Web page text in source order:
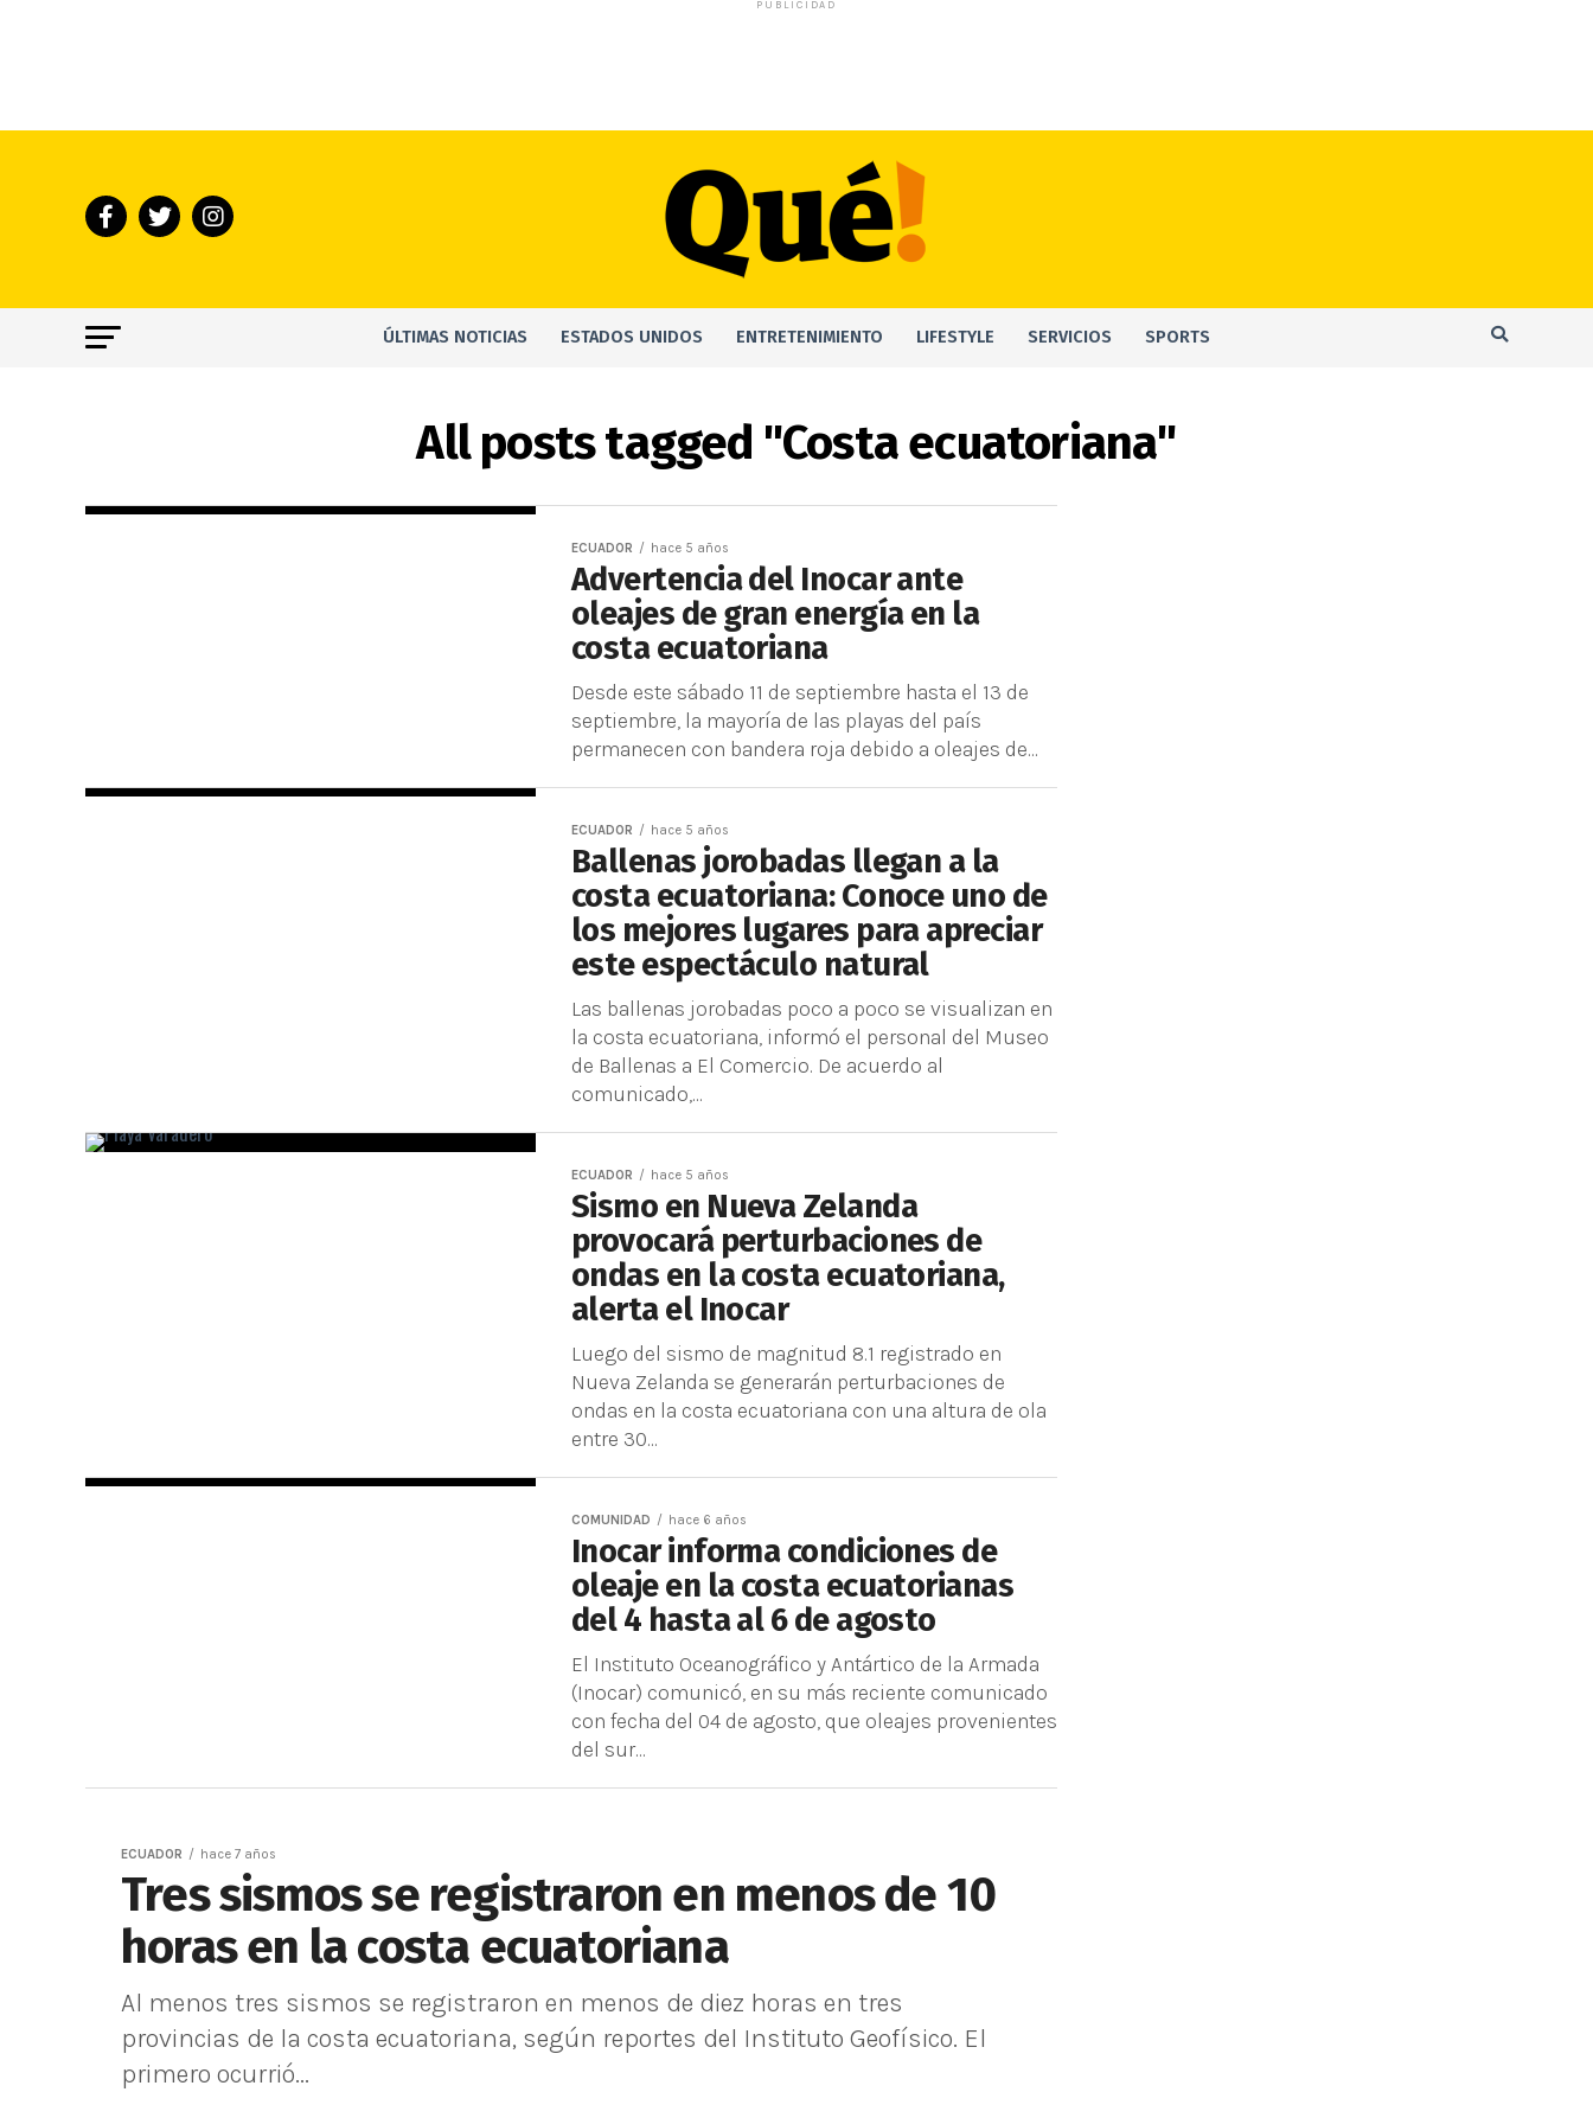
PUBLICIDAD
ÚLTIMAS NOTICIAS ESTADOS UNIDOS ENTRETENIMIENTO LIFESTYLE SERVICIOS SPORTS
All posts tagged "Costa ecuatoriana"
ECUADOR hace 5 años
Advertencia del Inocar ante
oleajes de gran energía en la
costa ecuatoriana
Desde este sábado 11 de septiembre hasta el 13 de
septiembre, la mayoría de las playas del país
permanecen con bandera roja debido a oleajes de...
ECUADOR hace 5 años
Ballenas jorobadas llegan a la
costa ecuatoriana: Conoce uno de
los mejores lugares para apreciar
este espectáculo natural
Las ballenas jorobadas poco a poco se visualizan en
la costa ecuatoriana, informó el personal del Museo
de Ballenas a El Comercio. De acuerdo al
comunicado,...
ECUADOR hace 5 años
Sismo en Nueva Zelanda
provocará perturbaciones de
ondas en la costa ecuatoriana,
alerta el Inocar
Luego del sismo de magnitud 8.1 registrado en
Nueva Zelanda se generarán perturbaciones de
ondas en la costa ecuatoriana con una altura de ola
entre 30...
COMUNIDAD hace 6 años
Inocar informa condiciones de
oleaje en la costa ecuatorianas
del 4 hasta al 6 de agosto
El Instituto Oceanográfico y Antártico de la Armada
(Inocar) comunicó, en su más reciente comunicado
con fecha del 04 de agosto, que oleajes provenientes
del sur...
ECUADOR hace 7 años
Tres sismos se registraron en menos de 10
horas en la costa ecuatoriana
Al menos tres sismos se registraron en menos de diez horas en tres
provincias de la costa ecuatoriana, según reportes del Instituto Geofísico. El
primero ocurrió...